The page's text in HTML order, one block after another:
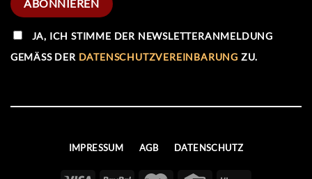
JA, ICH STIMME DER NEWSLETTERANMELDUNG
GEMÄSS DER DATENSCHUTZVEREINBARUNG ZU.
IMPRESSUM AGB DATENSCHUTZ